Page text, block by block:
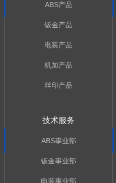
ABS产品
钣金产品
电装产品
机加产品
丝印产品
技术服务
ABS事业部
钣金事业部
电装事业部